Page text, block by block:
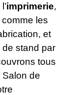
imprimerie,
comme les
et
de stand par
tous
de